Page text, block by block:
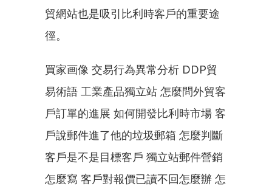
貿網站也是吸引比利時客戶的重要途
徑。
買家画像 交易行為異常分析 DDP貿
易術語 工業產品獨立站 怎麼問外貿客
戶訂單的進展 如何開發比利時市場 客
戶說郵件進了他的垃圾郵箱 怎麼判斷
客戶是不是目標客戶 獨立站郵件營銷
怎麼寫 客戶對報價已讀不回怎麼辦 怎